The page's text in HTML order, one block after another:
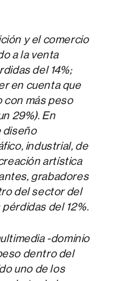
y el comercio
a la venta
del 14%;
en cuenta que
con más peso
29%). En
diseño
industrial, de
artística
grabadores
del sector del
del 12%.
-dominio
dentro del
uno de los